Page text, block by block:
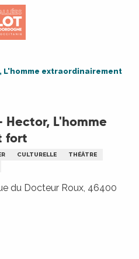
L'homme extraordinairement
L'homme
fort
CULTURELLE
THÉÂTRE
du Docteur Roux, 46400